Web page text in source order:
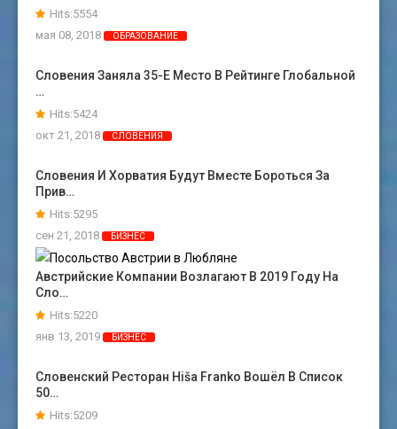
Hits:5554
мая 08, 2018
ОБРАЗОВАНИЕ
Словения Заняла 35-Е Место В Рейтинге Глобальной
…
Hits:5424
окт 21, 2018
СЛОВЕНИЯ
Словения И Хорватия Будут Вместе Бороться За
Прив…
Hits:5295
сен 21, 2018
БИЗНЕС
Австрийские Компании Возлагают В 2019 Году На
Сло…
Hits:5220
янв 13, 2019
БИЗНЕС
Словенский Ресторан Hiša Franko Вошёл В Список
50…
Hits:5209